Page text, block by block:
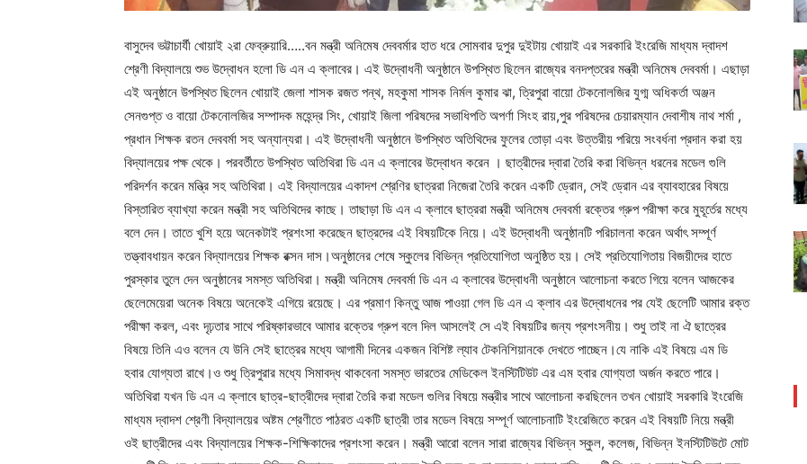
বাসুদেব ভট্টাচার্যী খোয়াই ২রা ফেব্রুয়ারি…..বন মন্ত্রী অনিমেষ দেববর্মার হাত ধরে সোমবার দুপুর দুইটায় খোয়াই এর সরকারি ইংরেজি মাধ্যম দ্বাদশ
শ্রেণী বিদ্যালয়ে শুভ উদ্বোধন হলো ডি এন এ ক্লাবের। এই উদ্বোধনী অনুষ্ঠানে উপস্থিত ছিলেন রাজ্যের বনদপ্তরের মন্ত্রী অনিমেষ দেববর্মা। এছাড়া
এই অনুষ্ঠানে উপস্থিত ছিলেন খোয়াই জেলা শাসক রজত পন্থ, মহকুমা শাসক নির্মল কুমার ঝা, ত্রিপুরা বায়ো টেকনোলজির যুগ্ম অধিকর্তা অঞ্জন
সেনগুপ্ত ও বায়ো টেকনোলজির সম্পাদক মহেন্দ্র সিং, খোয়াই জিলা পরিষদের সভাধিপতি অপর্ণা সিংহ রায়,পুর পরিষদের চেয়ারম্যান দেবাশীষ নাথ শর্মা ,
প্রধান শিক্ষক রতন দেববর্মা সহ অন্যান্যরা। এই উদ্বোধনী অনুষ্ঠানে উপস্থিত অতিথিদের ফুলের তোড়া এবং উত্তরীয় পরিয়ে সংবর্ধনা প্রদান করা হয়
বিদ্যালয়ের পক্ষ থেকে। পরবর্তীতে উপস্থিত অতিথিরা ডি এন এ ক্লাবের উদ্বোধন করেন । ছাত্রীদের দ্বারা তৈরি করা বিভিন্ন ধরনের মডেল গুলি
পরিদর্শন করেন মন্ত্রি সহ অতিথিরা। এই বিদ্যালয়ের একাদশ শ্রেণির ছাত্ররা নিজেরা তৈরি করেন একটি ড্রোন, সেই ড্রোন এর ব্যাবহারের বিষয়ে
বিস্তারিত ব্যাখ্যা করেন মন্ত্রী সহ অতিথিদের কাছে। তাছাড়া ডি এন এ ক্লাবে ছাত্ররা মন্ত্রী অনিমেষ দেববর্মা রক্তের গ্রুপ পরীক্ষা করে মুহূর্তের মধ্যে
বলে দেন। তাতে খুশি হয়ে অনেকটাই প্রশংসা করেছেন ছাত্রদের এই বিষয়টিকে নিয়ে। এই উদ্বোধনী অনুষ্ঠানটি পরিচালনা করেন অর্থাৎ সম্পূর্ণ
তত্ত্বাবধায়ন করেন বিদ্যালয়ের শিক্ষক রক্সন দাস।অনুষ্ঠানের শেষে স্কুলের বিভিন্ন প্রতিযোগিতা অনুষ্ঠিত হয়। সেই প্রতিযোগিতায় বিজয়ীদের হাতে
পুরস্কার তুলে দেন অনুষ্ঠানের সমস্ত অতিথিরা। মন্ত্রী অনিমেষ দেববর্মা ডি এন এ ক্লাবের উদ্বোধনী অনুষ্ঠানে আলোচনা করতে গিয়ে বলেন আজকের
ছেলেমেয়েরা অনেক বিষয়ে অনেকেই এগিয়ে রয়েছে। এর প্রমাণ কিন্তু আজ পাওয়া গেল ডি এন এ ক্লাব এর উদ্বোধনের পর যেই ছেলেটি আমার রক্ত
পরীক্ষা করল, এবং দৃঢ়তার সাথে পরিষ্কারভাবে আমার রক্তের গ্রুপ বলে দিল আসলেই সে এই বিষয়টির জন্য প্রশংসনীয়। শুধু তাই না ঐ ছাত্রের
বিষয়ে তিনি এও বলেন যে উনি সেই ছাত্রের মধ্যে আগামী দিনের একজন বিশিষ্ট ল্যাব টেকনিশিয়ানকে দেখতে পাচ্ছেন।যে নাকি এই বিষয়ে এম ডি
হবার যোগ্যতা রাখে।ও শুধু ত্রিপুরার মধ্যে সিমাবদ্ধ থাকবেনা সমস্ত ভারতের মেডিকেল ইনস্টিটিউট এর এম হবার যোগ্যতা অর্জন করতে পারে।
অতিথিরা যখন ডি এন এ ক্লাবে ছাত্র-ছাত্রীদের দ্বারা তৈরি করা মডেল গুলির বিষয়ে মন্ত্রীর সাথে আলোচনা করছিলেন তখন খোয়াই সরকারি ইংরেজি
মাধ্যম দ্বাদশ শ্রেণী বিদ্যালয়ের অষ্টম শ্রেণীতে পাঠরত একটি ছাত্রী তার মডেল বিষয়ে সম্পূর্ণ আলোচনাটি ইংরেজিতে করেন এই বিষয়টি নিয়ে মন্ত্রী
ওই ছাত্রীদের এবং বিদ্যালয়ের শিক্ষক-শিক্ষিকাদের প্রশংসা করেন। মন্ত্রী আরো বলেন সারা রাজ্যের বিভিন্ন স্কুল, কলেজ, বিভিন্ন ইনস্টিটিউটে মোট